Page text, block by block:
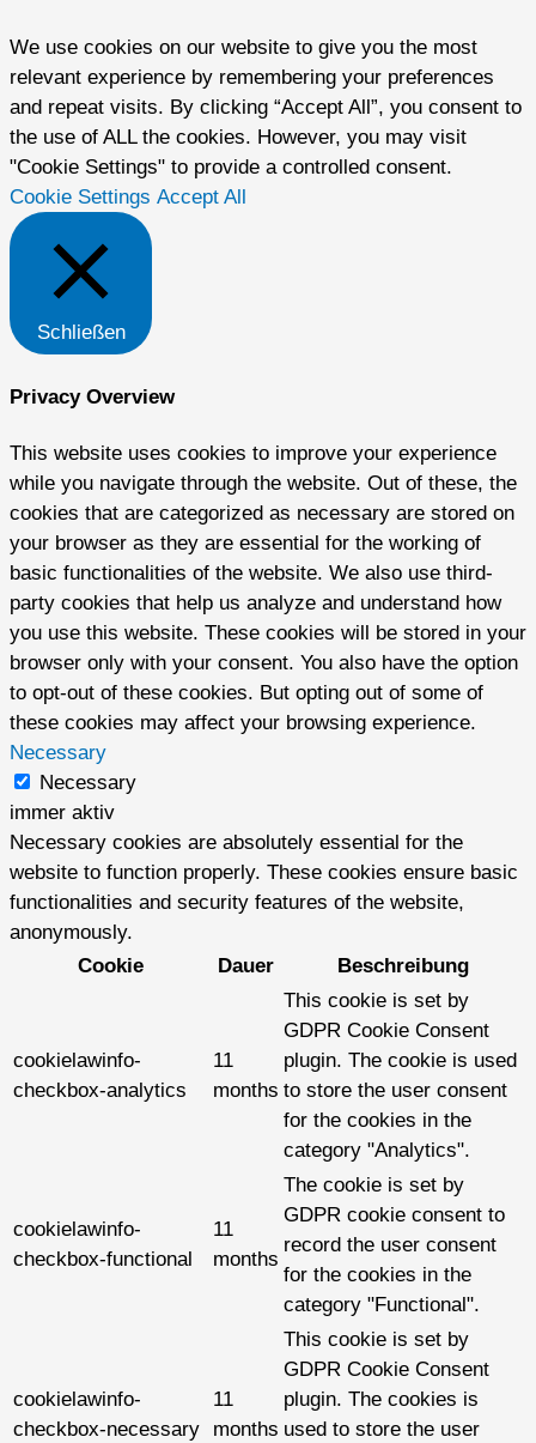
We use cookies on our website to give you the most
relevant experience by remembering your preferences
and repeat visits. By clicking “Accept All”, you consent to
the use of ALL the cookies. However, you may visit
"Cookie Settings" to provide a controlled consent.
Cookie Settings Accept All
Schließen
Privacy Overview
This website uses cookies to improve your experience
while you navigate through the website. Out of these, the
cookies that are categorized as necessary are stored on
your browser as they are essential for the working of
basic functionalities of the website. We also use third-
party cookies that help us analyze and understand how
you use this website. These cookies will be stored in your
browser only with your consent. You also have the option
to opt-out of these cookies. But opting out of some of
these cookies may affect your browsing experience.
Necessary
Necessary
immer aktiv
Necessary cookies are absolutely essential for the
website to function properly. These cookies ensure basic
functionalities and security features of the website,
anonymously.
Cookie
Dauer Beschreibung
cookielawinfo-
checkbox-analytics
11
months
This cookie is set by
GDPR Cookie Consent
plugin. The cookie is used
to store the user consent
for the cookies in the
category "Analytics".
cookielawinfo-
checkbox-functional
11
months
The cookie is set by
GDPR cookie consent to
record the user consent
for the cookies in the
category "Functional".
cookielawinfo-
checkbox-necessary
11
months
This cookie is set by
GDPR Cookie Consent
plugin. The cookies is
used to store the user